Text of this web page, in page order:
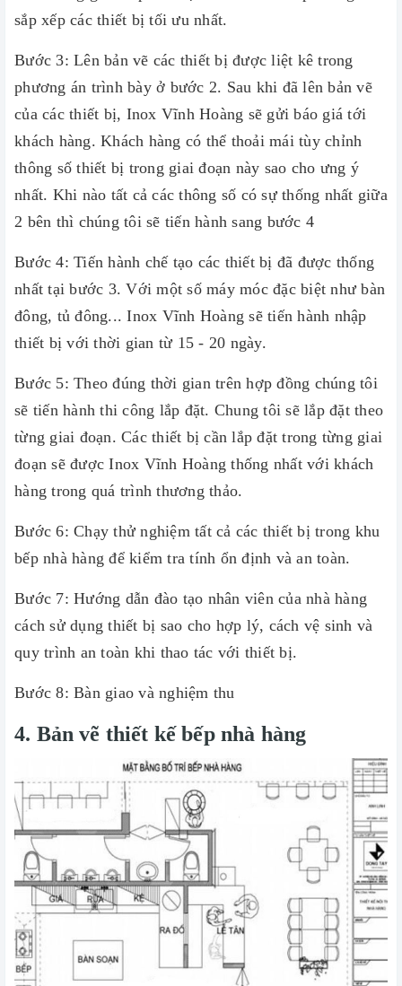
sắp xếp các thiết bị tối ưu nhất.
Bước 3: Lên bản vẽ các thiết bị được liệt kê trong
phương án trình bày ở bước 2. Sau khi đã lên bản vẽ
của các thiết bị, Inox Vĩnh Hoàng sẽ gửi báo giá tới
khách hàng. Khách hàng có thể thoải mái tùy chỉnh
thông số thiết bị trong giai đoạn này sao cho ưng ý
nhất. Khi nào tất cả các thông số có sự thống nhất giữa
2 bên thì chúng tôi sẽ tiến hành sang bước 4
Bước 4: Tiến hành chế tạo các thiết bị đã được thống
nhất tại bước 3. Với một số máy móc đặc biệt như bàn
đông, tủ đông... Inox Vĩnh Hoàng sẽ tiến hành nhập
thiết bị với thời gian từ 15 - 20 ngày.
Bước 5: Theo đúng thời gian trên hợp đồng chúng tôi
sẽ tiến hành thi công lắp đặt. Chung tôi sẽ lắp đặt theo
từng giai đoạn. Các thiết bị cần lắp đặt trong từng giai
đoạn sẽ được Inox Vĩnh Hoàng thống nhất với khách
hàng trong quá trình thương thảo.
Bước 6: Chạy thử nghiệm tất cả các thiết bị trong khu
bếp nhà hàng để kiểm tra tính ổn định và an toàn.
Bước 7: Hướng dẫn đào tạo nhân viên của nhà hàng
cách sử dụng thiết bị sao cho hợp lý, cách vệ sinh và
quy trình an toàn khi thao tác với thiết bị.
Bước 8: Bàn giao và nghiệm thu
4. Bản vẽ thiết kế bếp nhà hàng